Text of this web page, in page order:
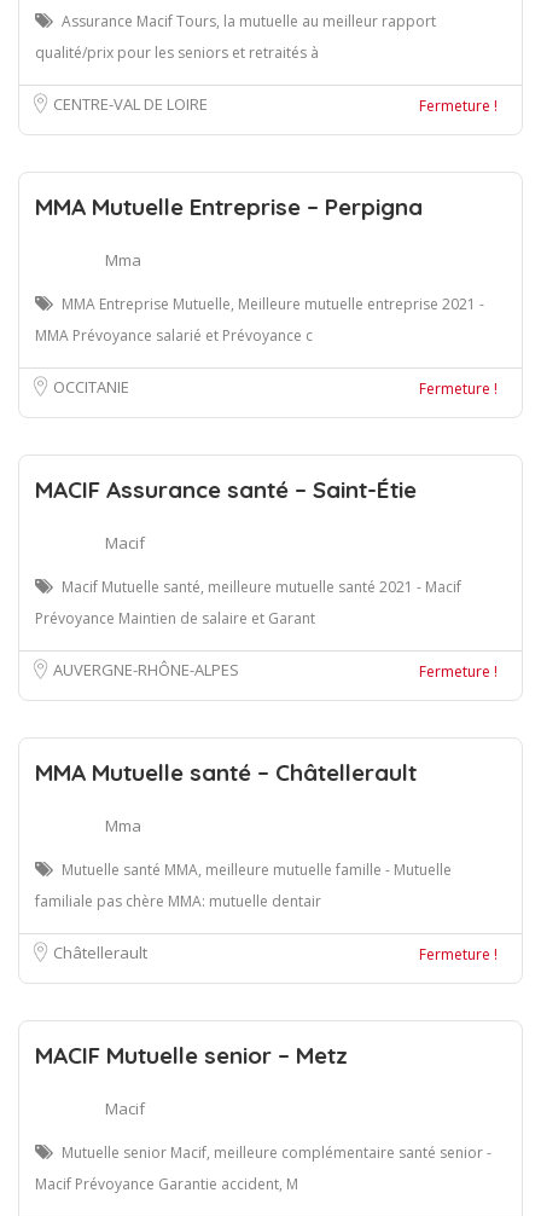
Assurance Macif Tours, la mutuelle au meilleur rapport
qualité/prix pour les seniors et retraités à
CENTRE-VAL DE LOIRE Fermeture !
MMA Mutuelle Entreprise – Perpigna
Mma
MMA Entreprise Mutuelle, Meilleure mutuelle entreprise 2021 -
MMA Prévoyance salarié et Prévoyance c
OCCITANIE Fermeture !
MACIF Assurance santé – Saint-Étie
Macif
Macif Mutuelle santé, meilleure mutuelle santé 2021 - Macif
Prévoyance Maintien de salaire et Garant
AUVERGNE-RHÔNE-ALPES Fermeture !
MMA Mutuelle santé – Châtellerault
Mma
Mutuelle santé MMA, meilleure mutuelle famille - Mutuelle
familiale pas chère MMA: mutuelle dentair
Châtellerault Fermeture !
MACIF Mutuelle senior – Metz
Macif
Mutuelle senior Macif, meilleure complémentaire santé senior -
Macif Prévoyance Garantie accident, M